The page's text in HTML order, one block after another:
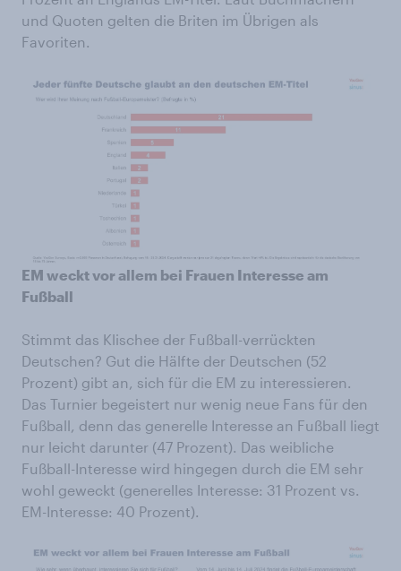
und Quoten gelten die Briten im Übrigen als
Favoriten.
EM weckt vor allem bei Frauen Interesse am
Fußball
Stimmt das Klischee der Fußball-verrückten
Deutschen? ­Gut die Hälfte der Deutschen (52
Prozent) gibt an, sich für die EM zu interessieren.
Das Turnier begeistert nur wenig neue Fans für den
Fußball, denn das generelle Interesse an Fußball liegt
nur leicht darunter (47 Prozent). Das weibliche
Fußball-Interesse wird hingegen durch die EM sehr
wohl geweckt (generelles Interesse: 31 Prozent vs.
EM-Interesse: 40 Prozent).